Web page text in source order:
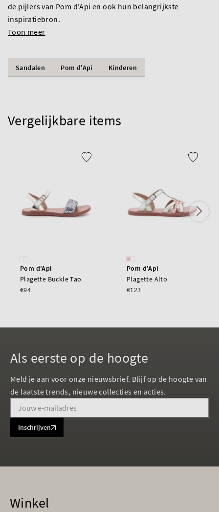
de pijlers van Pom d'Api en ook hun belangrijkste
inspiratiebron.
Toon meer
Sandalen Pom d'Api Kinderen
Vergelijkbare items
Pom d'Api
Plagette Buckle Tao
€94
Pom d'Api
Plagette Alto
€123
Als eerste op de hoogte
Meld je aan voor onze nieuwsbrief. Blijf op de hoogte van
de laatste trends, nieuwe collecties en acties.
Inschrijven
Winkel